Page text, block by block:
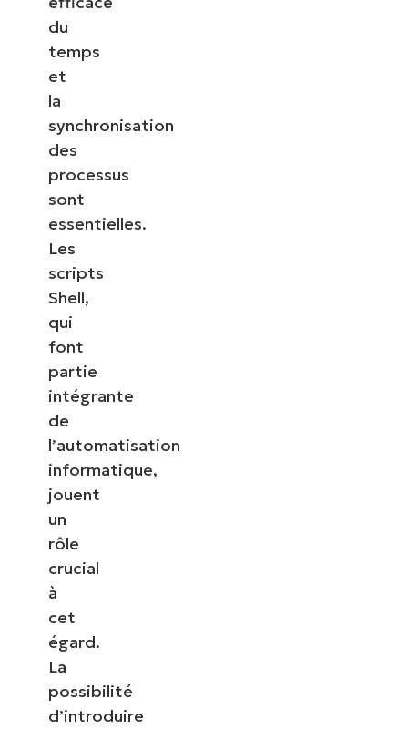
du
temps
et
la
synchronisation
des
processus
sont
essentielles.
Les
scripts
Shell,
qui
font
partie
intégrante
de
l’automatisation
informatique,
jouent
un
rôle
crucial
à
cet
égard.
La
possibilité
d’introduire